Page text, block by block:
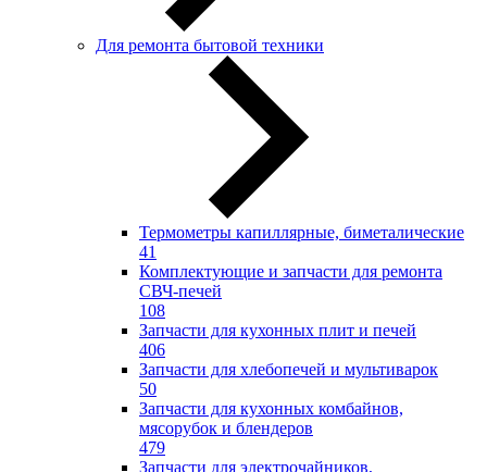
Для ремонта бытовой техники
Термометры капиллярные, биметалические
41
Комплектующие и запчасти для ремонта
СВЧ-печей
108
Запчасти для кухонных плит и печей
406
Запчасти для хлебопечей и мультиварок
50
Запчасти для кухонных комбайнов,
мясорубок и блендеров
479
Запчасти для электрочайников,